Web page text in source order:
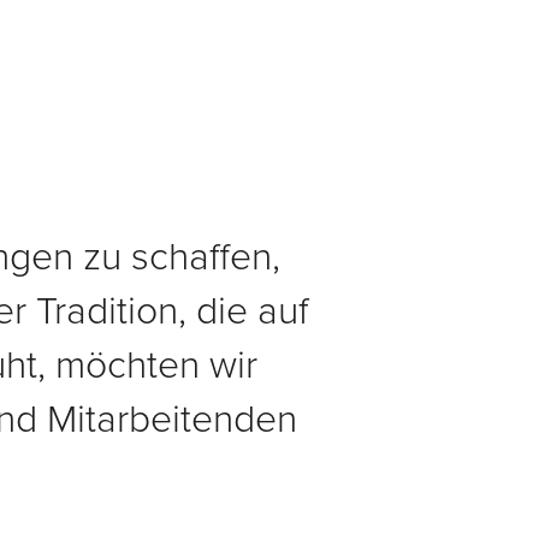
zu schaffen,
Tradition, die auf
möchten wir
Mitarbeitenden